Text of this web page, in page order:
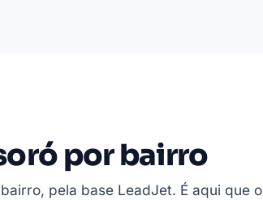
por bairro
pela base LeadJet. É aqui que o